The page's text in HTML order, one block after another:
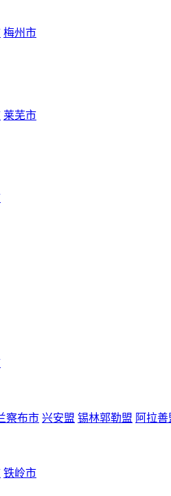
梅州市
莱芜市
察布市 兴安盟 锡林郭勒盟 阿拉善
铁岭市